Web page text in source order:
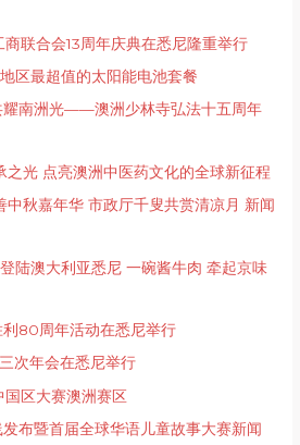
联合会13周年庆典在悉尼隆重举行
区最超值的太阳能电池套餐
耀南洲光——澳洲少林寺弘法十五周年
之光 点亮澳洲中医药文化的全球新征程
中秋嘉年华 市政厅千叟共赏清凉月 新闻
陆澳⼤利亚悉尼 ⼀碗酱⽜⾁ 牵起京味
80周年活动在悉尼举行
次年会在悉尼举行
区大赛澳洲赛区
布暨首届全球华语儿童故事大赛新闻